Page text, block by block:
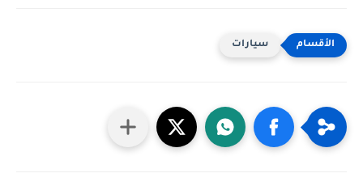
سيارات